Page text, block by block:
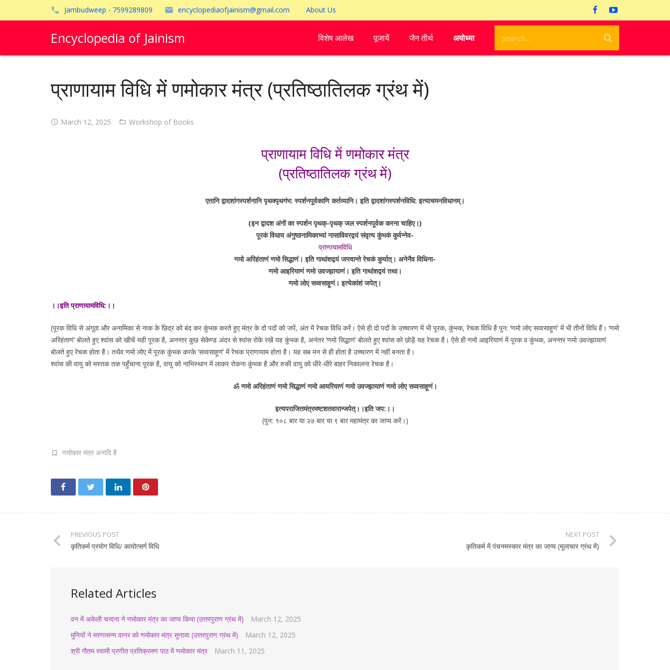
Jambudweep - 7599289809 encyclopediaofjainism@gmail.com About Us
Encyclopedia of Jainism विशेष आलेख पूजायें जैन तीर्थ अयोध्या
प्राणायाम विधि में णमोकार मंत्र (प्रतिष्ठातिलक ग्रंथ में)
March 12, 2025 Workshop of Books
प्राणायाम विधि में णमोकार मंत्र
(प्रतिष्ठातिलक ग्रंथ में)
एतानि द्वादशांगस्पर्शनानि पृथक्पृथगंभ: स्पर्शनपूर्वकाणि कर्तव्यानि। इति द्वादशांगस्पर्शनविधि: इत्याचमनविधानम्।
(इन द्वादश अंगों का स्पर्शन पृथक्-पृथक् जल स्पर्शनपूर्वक करना चाहिए।)
पूरकं विधाय अंगुष्ठानामिकाभ्यां नासाविवरद्वयं संवृत्य कुंभकं कुर्वन्नेव-
प्राणायामविधि
णमो अरिहंताणं णमो सिद्धाणं। इति गाथांशद्वयं जप्त्वान्ते रेचकं कुर्यात्। अनेनैव विधिना-
णमो आइरियाणं णमो उवज्झायाणं। इति गाथांशद्वयं तथा।
णमो लोए सव्वसाहूणं। इत्येकांशं जपेत्।
।।इति प्राणायामविधि:।।
(पूरक विधि से अंगूठा और अनामिका से नाक के छिद्र को बंद कर कुंभक करते हुए मंत्र के दो पदों को जपें, अंत में रेचक विधि करें। ऐसे ही दो पदों के उच्चारण में भी पूरक, कुंभक, रेचक विधि है पुन: ‘णमो लोए सव्वसाहूणं’ में भी तीनों विधि हैं। ‘णमो
अरिहंताणं’ बोलते हुए श्वांस को खीचें यही पूरक है, अनन्तर कुछ सेकेण्ड अंदर से श्वांस रोके रखें यह कुंभक है, अनंतर ‘णमो सिद्धाणं’ बोलते हुए श्वांस को छोड़ें यह रेचक है। ऐसे ही णमो आइरियाणं में पूरक व कुंभक, अनन्तर णमो उवज्झायाणं
बोलते हुए रेचक होता है। तथैव णमो लोए में पूरक कुंभक करके ‘सव्वसाहूणं’ में रेचक प्राणायाम होता है। यह सब मन से ही होता है उच्चारण में नहीं बनता है।
श्वांस की वायु को मस्तक तक पहुँचाना पूरक है, वायु को नाभिस्थान में लाकर रोकना कुंभक है और रुकी वायु को धीरे-धीरे बाहर निकालना रेचक है।
ॐ णमो अरिहंताणं णमो सिद्धाणं णमो आयरियाणं णमो उवज्झायाणं णमो लोए सव्वसाहूणं।
इत्यपराजितमंत्रमष्टशतवारान्जपेत्।।इति जप:।।
(पुन: १०८ बार या २७ बार या ९ बार महामंत्र का जाप्य करें।)
णमोकार मंत्र अनादि है
PREVIOUS POST
कृतिकर्म प्रयोग विधि/ कायोत्सर्ग विधि
NEXT POST
कृतिकर्म में पंचनमस्कार मंत्र का जाप्य (मूलाचार ग्रंथ में)
Related Articles
वन में अकेली चन्दना ने णमोकार मंत्र का जाप्य किया (उत्तरपुराण ग्रंथ में)
March 12, 2025
मुनियों ने मरणासन्न वानर को णमोकार मंत्र सुनाया (उत्तरपुराण ग्रंथ में)
March 12, 2025
श्री गौतम स्वामी प्रणीत प्रतिक्रमण पाठ में णमोकार मंत्र
March 11, 2025